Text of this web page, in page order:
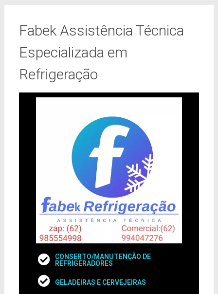
Fabek Assistência Técnica
Especializada em
Refrigeração
CONSERTO/MANUTENÇÃO DE
REFRIGERADORES
GELADEIRAS E CERVEJEIRAS